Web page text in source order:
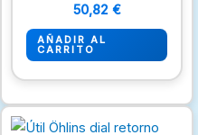
50,82 €
AÑADIR AL
CARRITO